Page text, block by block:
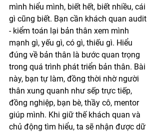
mình hiểu mình, biết hết, biết nhiều, cái
gì cũng biết. Bạn cần khách quan audit
- kiểm toán lại bản thân xem mình
mạnh gì, yếu gì, có gì, thiếu gì. Hiểu
đúng về bản thân là bước quan trọng
trong quá trình phát triển bản thân. Bài
này, bạn tự làm, đồng thời nhờ người
thân xung quanh như sếp trực tiếp,
đồng nghiệp, bạn bè, thầy cô, mentor
giúp mình. Khi giữ thế khách quan và
chủ động tìm hiểu, ta sẽ nhận được dữ